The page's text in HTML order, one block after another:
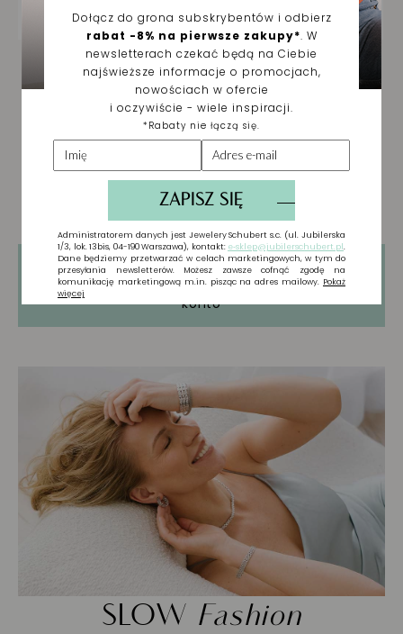
Tylko zarejestrowani użytkownicy mogą
pisać Recenzje. ProszęZaloguj sięlubZałóż
konto
SLOW Fashion